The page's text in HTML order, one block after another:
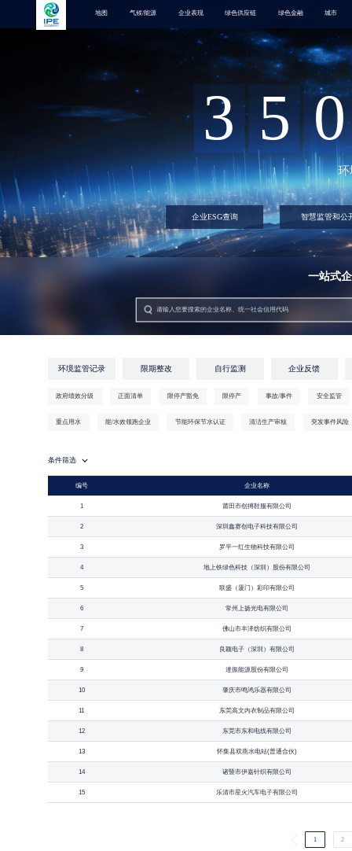
地图 气候/能源 企业表现 绿色供应链 绿色金融 城市
3 5 0
环
企业ESG查询 智慧监管和公
一站式
环境监管记录 限期整改 自行监测 企业反馈
政府绩效分级 正面清单 限停产豁免 限停产 事故/事件 安全监管
重点用水 能/水效领跑企业 节能环保节水认证 清洁生产审核 突发事件风险
条件筛选
编号 企业名称
1 莆田市创搏鞋服有限公司
2 深圳鑫赛创电子科技有限公司
3 罗平一红生物科技有限公司
4 地上铁绿色科技（深圳）股份有限公司
5 联盛（厦门）彩印有限公司
6 常州上扬光电有限公司
7 佛山市丰泽纺织有限公司
8 良颖电子（深圳）有限公司
9 達振能源股份有限公司
10 肇庆市鸣鸿乐器有限公司
11 东莞高文内衣制品有限公司
12 东莞市东和电线有限公司
13 怀集县双燕水电站(普通合伙)
14 诸暨市伊嘉针织有限公司
15 乐清市星火汽车电子有限公司
1 2